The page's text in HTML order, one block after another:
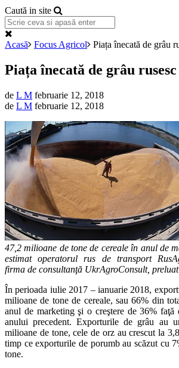
Caută in site
Acasă Focus Agricol Piața înecată de grâu
Piața înecată de grâu rusesc
de L M februarie 12, 2018
de L M februarie 12, 2018
47,2 milioane de tone de cereale în anul de
estimat operatorul rus de transport
firma de consultanţă UkrAgroConsult,
În perioada iulie 2017 – ianuarie 2018,
milioane de tone de cereale, sau 66% din
anul de marketing şi o creştere de 36% faţă
anului precedent. Exporturile de grâu au
milioane de tone, cele de orz au crescut la
timp ce exporturile de porumb au scăzut cu
tone.